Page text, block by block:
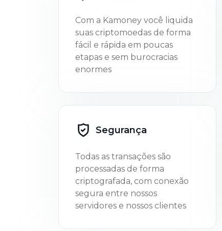
Com a Kamoney você liquida
suas criptomoedas de forma
fácil e rápida em poucas
etapas e sem burocracias
enormes
Segurança
Todas as transações são
processadas de forma
criptografada, com conexão
segura entre nossos
servidores e nossos clientes